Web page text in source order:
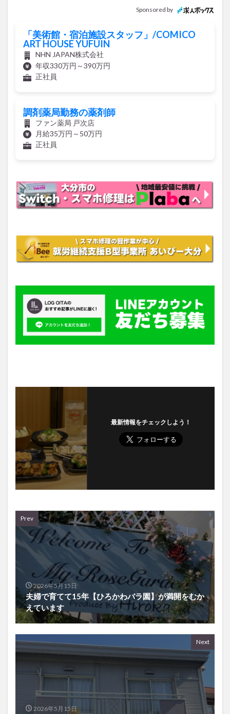
Sponsored by
「美術館・宿泊施設スタッフ」/COMICO
ART HOUSE YUFUIN
NHN JAPAN株式会社
年収330万円～390万円
正社員
調剤薬局勤務の薬剤師
ファン薬局 戸次店
月給35万円～50万円
正社員
最新情報をチェックしよう！
Prev
2026年5月15日
夫婦で育てて15年【ひろかわバラ園】が満開をむか
えています
Next
2026年5月15日